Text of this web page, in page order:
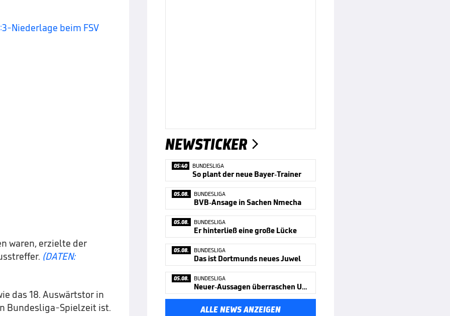
Niederlage beim FSV
waren, erzielte der
(DATEN:
das 18. Auswärtstor in
Bundesliga-Spielzeit ist.
NEWSTICKER 
05:40 BUNDESLIGA
So plant der neue Bayer-Trainer
05.08. BUNDESLIGA
BVB-Ansage in Sachen Nmecha
05.08. BUNDESLIGA
Er hinterließ eine große Lücke
05.08. BUNDESLIGA
Das ist Dortmunds neues Juwel
05.08. BUNDESLIGA
Neuer-Aussagen überraschen Urbig
ALLE NEWS ANZEIGEN